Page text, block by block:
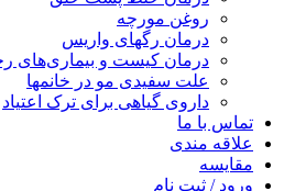
روغن مورچه
درمان رگهای واریس
درمان کیست و بیماری‌های
علت سفیدی مو در خانمها
داروی گیاهی برای ترک اعتیاد
تماس با ما
علاقه مندی
مقایسه
ورود / ثبت نام